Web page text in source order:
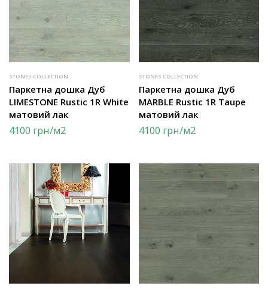
STONES COLLECTION
Паркетна дошка Дуб
LIMESTONE Rustic 1R White
матовий лак
4100 грн/м2
STONES COLLECTION
Паркетна дошка Дуб
MARBLE Rustic 1R Taupe
матовий лак
4100 грн/м2